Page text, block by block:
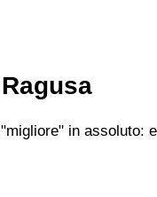
in assoluto: